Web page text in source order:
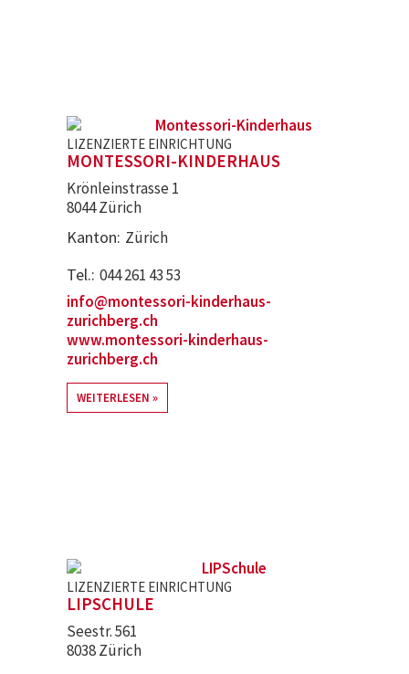
LIZENZIERTE EINRICHTUNG
MONTESSORI-KINDERHAUS
Krönleinstrasse 1
8044 Zürich
Kanton Zürich
Tel. 044 261 43 53
info@montessori-kinderhaus-
zurichberg.ch
www.montessori-kinderhaus-
zurichberg.ch
WEITERLESEN
LIZENZIERTE EINRICHTUNG
LIPSCHULE
Seestr. 561
8038 Zürich